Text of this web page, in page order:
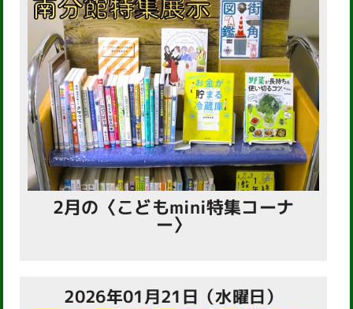
2月の〈こどもmini特集コーナ
ー〉
2026年01月21日（水曜日）